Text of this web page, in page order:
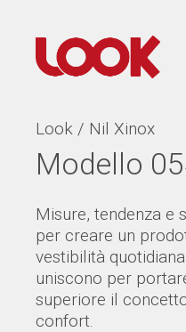
Look / Nil Xinox
Modello
Misure, tendenza e
per creare un
vestibilità
uniscono per
superiore il
confort.